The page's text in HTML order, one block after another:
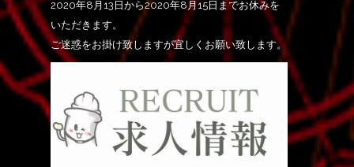
2020年8月13日から2020年8月15日までお休みを
いただきます。
ご迷惑をお掛け致しますが宜しくお願い致します。